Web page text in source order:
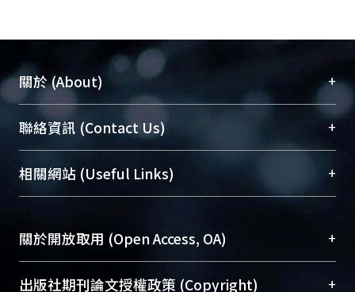
關於 (About) +
臺大位居世界頂尖大學之列，為永久珍藏及向國際
展現本校豐碩的研究成果及學術能量，圖書館整合
機構典藏（NTUR）與學術庫（AH）不同功能平
台，成為臺大學術典藏NTU scholars。期能整合研
究能量、促進交流合作、保存學術產出、推廣研究
成果。
To permanently archive and promote researcher
profiles and scholarly works, Library integrates the
聯絡資訊 (Contact Us) +
總館學科館員(Main Library)
醫學圖書館學科館員(Medical Library)
Sciences Library)
相關網站 (Useful Links) +
關於開放取用 (Open Access, OA) +
開放取用是從使用者角度提升資訊取用性的社會運
出版社期刊論文授權政策 (Copyright) +